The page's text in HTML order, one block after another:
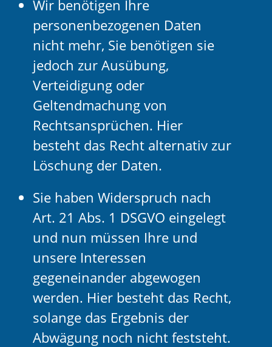
Wir benötigen Ihre
personenbezogenen Daten
nicht mehr, Sie benötigen sie
jedoch zur Ausübung,
Verteidigung oder
Geltendmachung von
Rechtsansprüchen. Hier
besteht das Recht alternativ zur
Löschung der Daten.
Sie haben Widerspruch nach
Art. 21 Abs. 1 DSGVO eingelegt
und nun müssen Ihre und
unsere Interessen
gegeneinander abgewogen
werden. Hier besteht das Recht,
solange das Ergebnis der
Abwägung noch nicht feststeht.